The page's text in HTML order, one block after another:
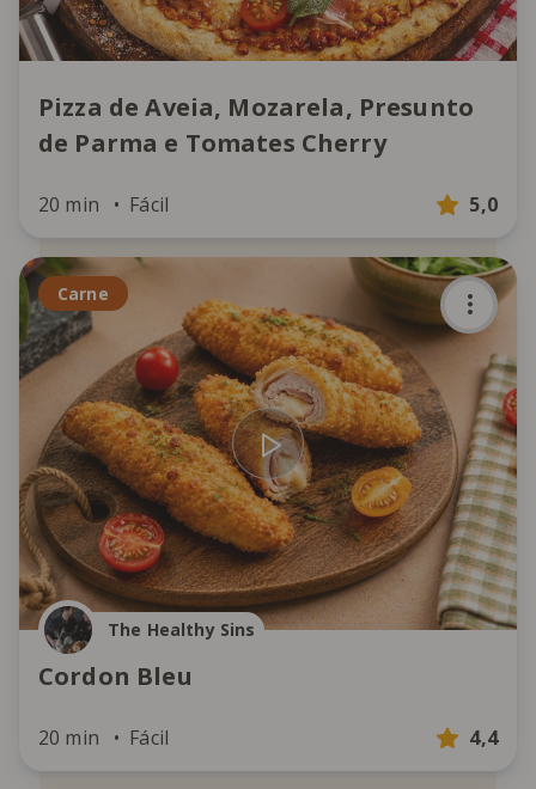
Pizza de Aveia, Mozarela, Presunto
de Parma e Tomates Cherry
20 min Fácil 5,0
Carne
The Healthy Sins
Cordon Bleu
20 min Fácil 4,4